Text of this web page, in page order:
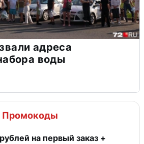
адреса
воды
Промокоды
на первый заказ +